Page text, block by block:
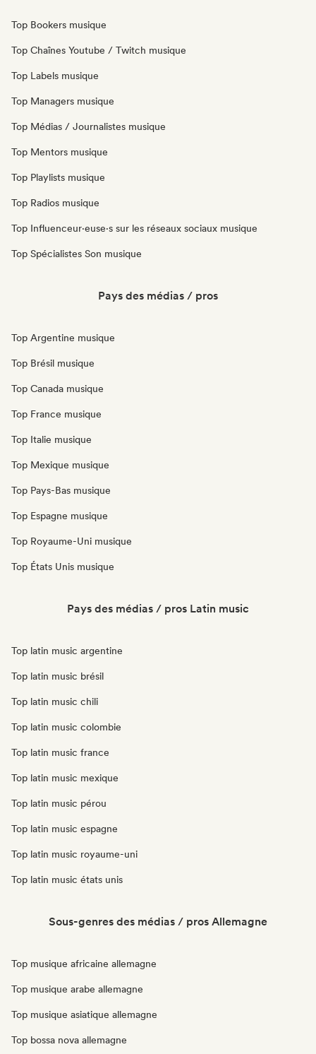
Top Bookers musique
Top Chaînes Youtube / Twitch musique
Top Labels musique
Top Managers musique
Top Médias / Journalistes musique
Top Mentors musique
Top Playlists musique
Top Radios musique
Top Influenceur·euse·s sur les réseaux sociaux musique
Top Spécialistes Son musique
Pays des médias / pros
Top Argentine musique
Top Brésil musique
Top Canada musique
Top France musique
Top Italie musique
Top Mexique musique
Top Pays-Bas musique
Top Espagne musique
Top Royaume-Uni musique
Top États Unis musique
Pays des médias / pros Latin music
Top latin music argentine
Top latin music brésil
Top latin music chili
Top latin music colombie
Top latin music france
Top latin music mexique
Top latin music pérou
Top latin music espagne
Top latin music royaume-uni
Top latin music états unis
Sous-genres des médias / pros Allemagne
Top musique africaine allemagne
Top musique arabe allemagne
Top musique asiatique allemagne
Top bossa nova allemagne